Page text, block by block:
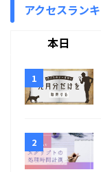
アクセスラン
本日